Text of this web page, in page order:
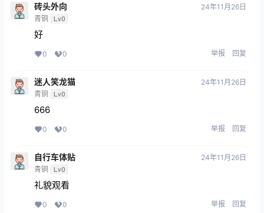
砖头外向
青铜 Lv0
24年11月26日
好
0 0 举报 回复
迷人笑龙猫
青铜 Lv0
24年11月26日
666
0 0 举报 回复
自行车体贴
青铜 Lv0
24年11月26日
礼貌观看
0 0 举报 回复